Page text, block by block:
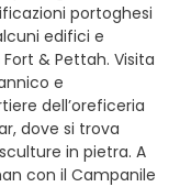
portoghesi
edifici e
& Pettah. Visita
e
dell’oreficeria
dove si trova
in pietra. A
con il Campanile